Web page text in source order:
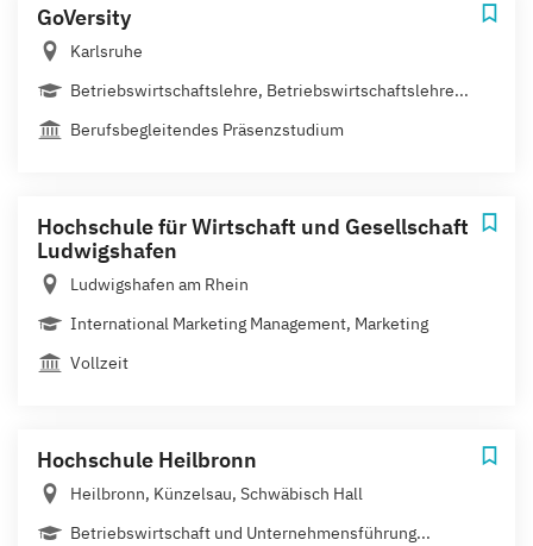
GoVersity
Karlsruhe
Betriebswirtschaftslehre, Betriebswirtschaftslehre...
Berufsbegleitendes Präsenzstudium
Hochschule für Wirtschaft und Gesellschaft
Ludwigshafen
Ludwigshafen am Rhein
International Marketing Management, Marketing
Vollzeit
Hochschule Heilbronn
Heilbronn, Künzelsau, Schwäbisch Hall
Betriebswirtschaft und Unternehmensführung...